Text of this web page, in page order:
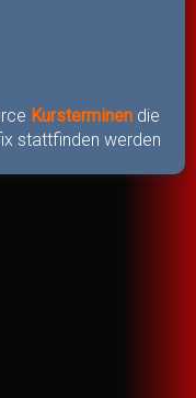
Kursterminen die
stattfinden werden